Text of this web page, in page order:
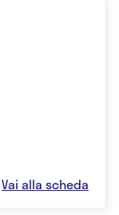
Vai alla scheda